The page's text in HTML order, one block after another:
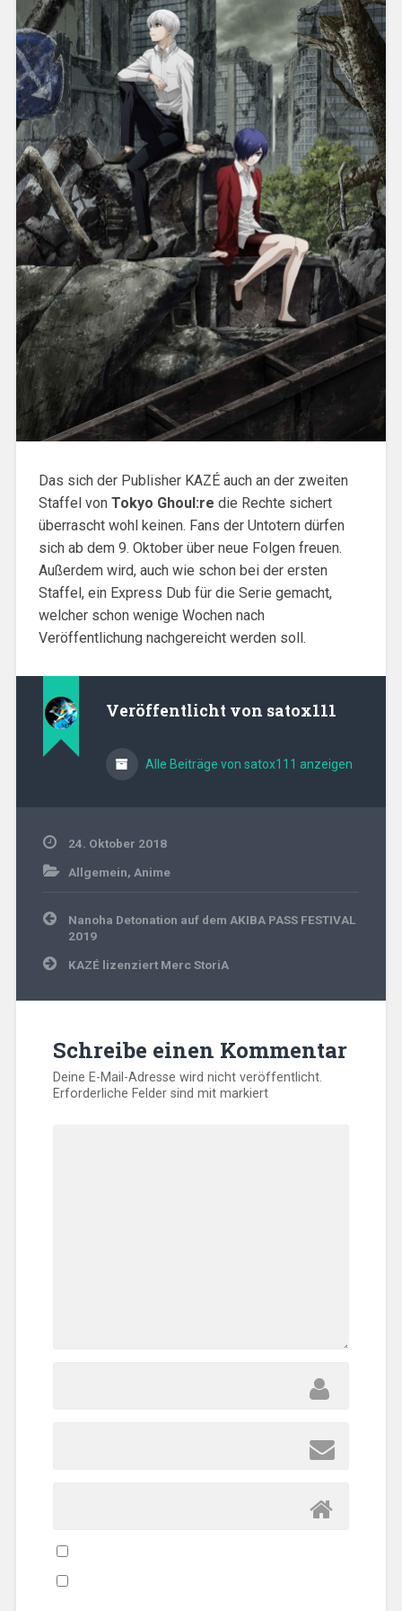
Das sich der Publisher KAZÉ auch an der zweiten
Staffel von Tokyo Ghoul:re die Rechte sichert
überrascht wohl keinen. Fans der Untotern dürfen
sich ab dem 9. Oktober über neue Folgen freuen.
Außerdem wird, auch wie schon bei der ersten
Staffel, ein Express Dub für die Serie gemacht,
welcher schon wenige Wochen nach
Veröffentlichung nachgereicht werden soll.
Veröffentlicht von satox111
Alle Beiträge von satox111 anzeigen
24. Oktober 2018
Allgemein, Anime
Beitragsnavigation
Nanoha Detonation auf dem AKIBA PASS FESTIVAL
2019
KAZÉ lizenziert Merc StoriA
Schreibe einen Kommentar
Deine E-Mail-Adresse wird nicht veröffentlicht.
Erforderliche Felder sind mitmarkiert